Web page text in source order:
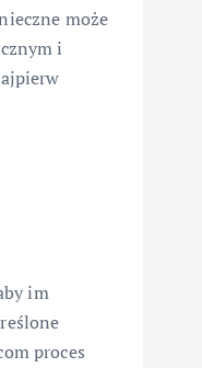
może
i
im
proces